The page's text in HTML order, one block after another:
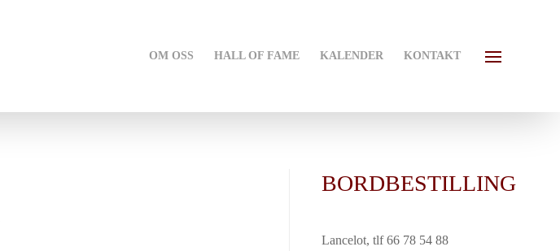
OM OSS HALL OF FAME KALENDER KONTAKT
BORDBESTILLING
Lancelot, tlf 66 78 54 88